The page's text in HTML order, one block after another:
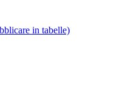
in tabelle)